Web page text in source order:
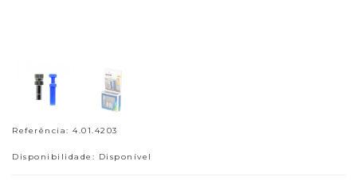
Referência: 4.01.4203
Disponibilidade: Disponível